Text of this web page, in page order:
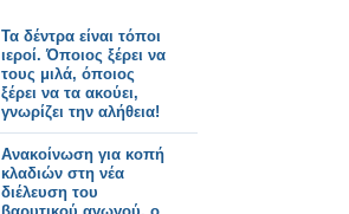
Τα δέντρα είναι τόποι
ιεροί. Όποιος ξέρει να
τους μιλά, όποιος
ξέρει να τα ακούει,
γνωρίζει την αλήθεια!
Ανακοίνωση για κοπή
κλαδιών στη νέα
διέλευση του